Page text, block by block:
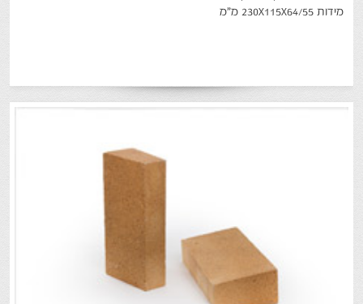
מידות 230X115X64/55 מ"מ